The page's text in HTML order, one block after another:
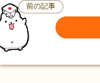
前の記事